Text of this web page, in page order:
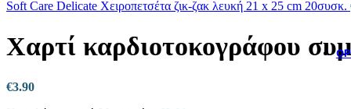
Soft Care Delicate Χειροπετσέτα ζικ-ζακ λευκή 21 x 25 cm 20συσκ.
Χαρτί καρδιοτοκογράφου
€3.90